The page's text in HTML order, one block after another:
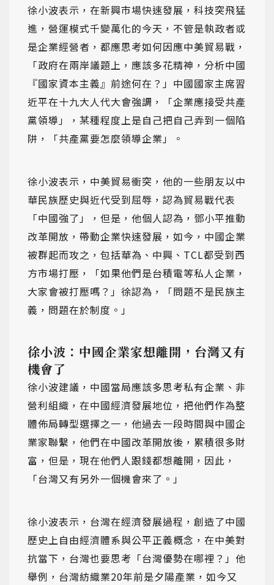
徐小波表示，在新興市場快速發展，科技突飛猛
進，營運模式千變萬化的今天，不管是執政者或
是企業經營者，都應思考如何因應中美貿易戰，
「政府在兩岸議題上，應該多花精神，分析中國
『國家資本主義』前途何在？」中國國家主席習
近平在十九大人代大會強調，「企業應接受共產
黨領導」，某種程度上是自己把自己弄到一個陷
阱，「共產黨要怎麼領導企業」。
徐小波表示，中美貿易衝突，他的一些朋友以中
華民族歷史與近代受到屈辱，認為貿易戰代表
「中國強了」，但是，他個人認為，鄧小平推動
改革開放，帶動企業快速發展，如今，中國企業
被群起而攻之，包括華為、中興、TCL都受到西
方市場打壓，「如果他們是台積電等私人企業，
大家會被打壓嗎？」徐認為，「問題不是民族主
義，問題在於制度。」
徐小波：中國企業家想離開，台灣又有
機會了
徐小波建議，中國當局應該多思考私有企業、非
營利組織，在中國經濟發展地位，把他們作為整
體佈局轉型選擇之一，他過去一段時間與中國企
業家聯繫，他們在中國改革開放後，累積很多財
富，但是，現在他們人跟錢都想離開，因此，
「台灣又有另外一個機會來了。」
徐小波表示，台灣在經濟發展過程，創造了中國
歷史上自由經濟體系與公平正義概念，在中美對
抗當下，台灣也要思考「台灣優勢在哪裡？」他
舉例，台灣紡織業20年前是夕陽產業，如今又